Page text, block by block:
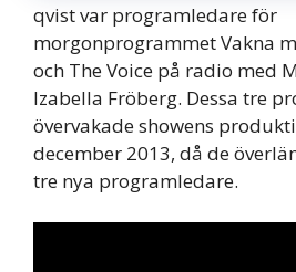
qvist var programledare för
morgonprogrammet Vakna
och The Voice på radio med
Izabella Fröberg. Dessa tre
övervakade showens
december 2013, då de
tre nya programledare.